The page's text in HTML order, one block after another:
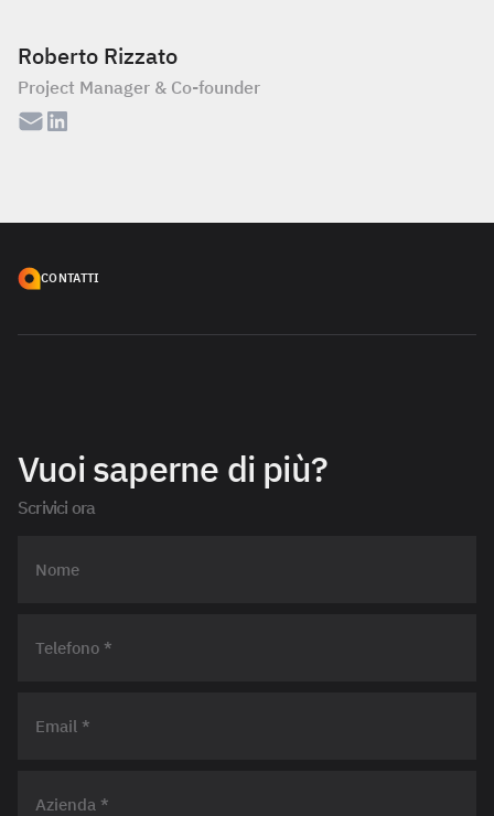
Roberto Rizzato
Project Manager & Co-founder
CONTATTI
Vuoi saperne di più?
Scrivici ora